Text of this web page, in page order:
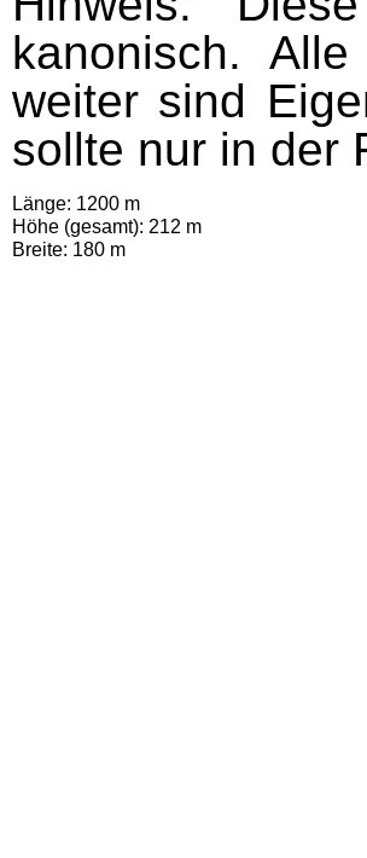
kanonisch.
weiter sind
sollte nur in der
Länge: 1200 m
Höhe (gesamt): 212 m
Breite: 180 m